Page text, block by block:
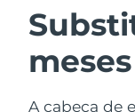
meses
A cabeça de